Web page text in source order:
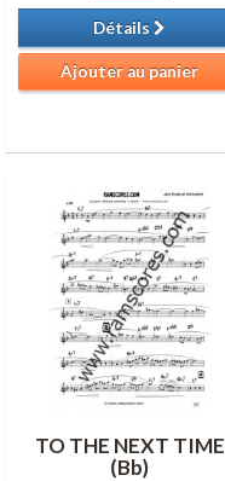
Détails
Ajouter au panier
TO THE NEXT TIME
(Bb)